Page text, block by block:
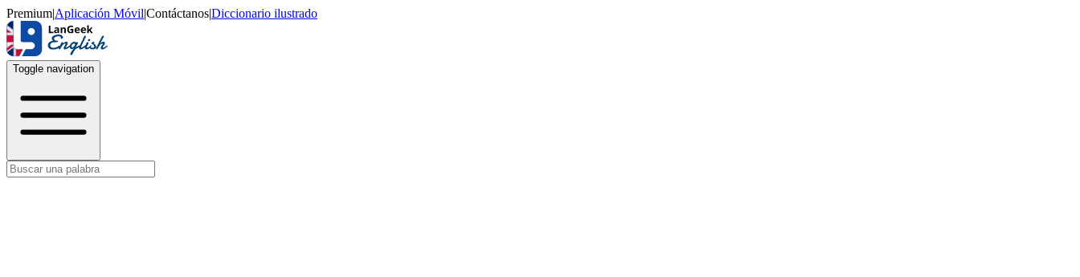
Premium|Aplicación Móvil|Contáctanos|Diccionario ilustrado
Toggle navigation